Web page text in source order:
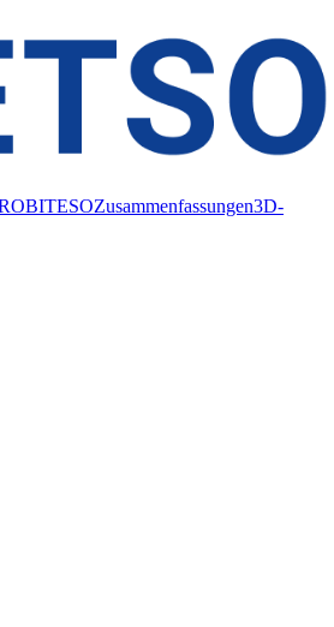
BITESOZusammenfassungen3D-